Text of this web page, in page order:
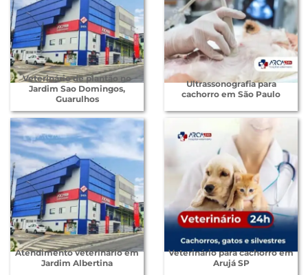
Veterinário de plantão no
Jardim Sao Domingos,
Guarulhos
Ultrassonografia para
cachorro em São Paulo
Atendimento veterinário em
Jardim Albertina
Veterinário para cachorro em
Arujá SP